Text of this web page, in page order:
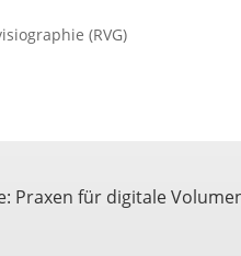
(RVG)
Praxen für digitale